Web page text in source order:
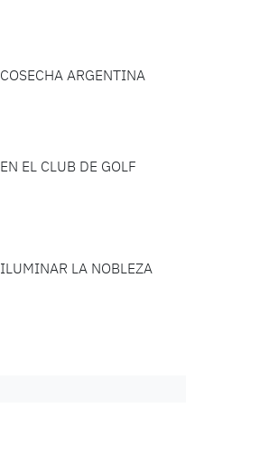
COSECHA ARGENTINA
EN EL CLUB DE GOLF
ILUMINAR LA NOBLEZA